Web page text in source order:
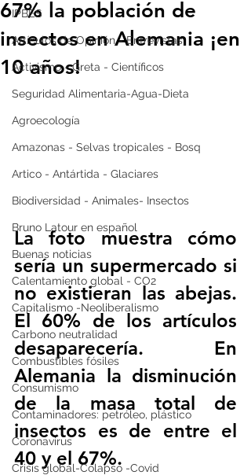
IPBES
Artículos de Opinión - Entrevistas
Activismo - Greta - Científicos
Seguridad Alimentaria-Agua-Dieta
Agroecología
Amazonas - Selvas tropicales - Bosq
Artico - Antártida - Glaciares
Biodiversidad - Animales- Insectos
Bruno Latour en español
Buenas noticias
Calentamiento global - CO2
Capitalismo -Neoliberalismo
Carbono neutralidad
Combustibles fósiles
Consumismo
Contaminadores: petróleo, plástico
Coronavirus
Crisis global-Colapso -Covid
67% la población de
insectos en Alemania ¡en
10 años!
La foto muestra cómo
sería un supermercado si
no existieran las abejas.
El 60% de los artículos
desaparecería. En
Alemania la disminución
de la masa total de
insectos es de entre el
40 y el 67%.